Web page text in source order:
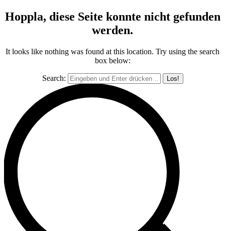
Hoppla, diese Seite konnte nicht gefunden
werden.
It looks like nothing was found at this location. Try using the search
box below:
Search: